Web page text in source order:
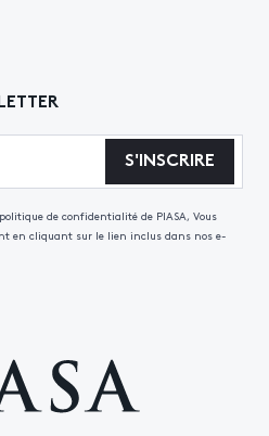
S'INSCRIRE
de confidentialité de PIASA, Vous
en cliquant sur le lien inclus dans nos e-